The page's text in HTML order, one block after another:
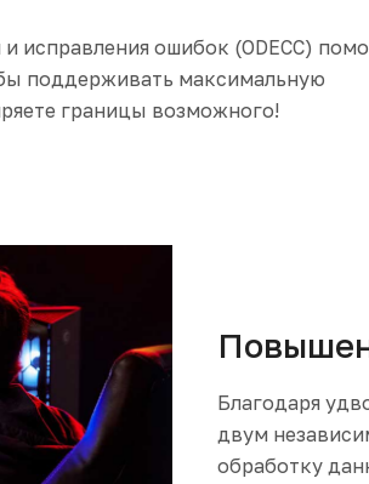
исправления ошибок (ODECC)
поддерживать максимальную
границы возможного!
Благодаря
двум
обработку